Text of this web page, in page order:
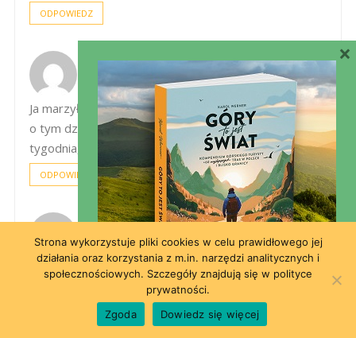
ODPOWIEDZ
Alicja Szu
11 marca 2015 o 15:29
Ja marzyłam o krokusach, dopóki się nie dowiedziałam
o tym dzikim tłumie… Będę kombinować ze środkiem
tygodnia, bo urok takiej wędrówki ludów żaden:(
ODPOWIEDZ
KASIA ZAJKOWSKA
11 marca 2015 o 21:42
ja ;-) ale jak te tłumy to sama nie wiem….
Strona wykorzystuje pliki cookies w celu prawidłowego jej
działania oraz korzystania z m.in. narzędzi analitycznych i
społecznościowych. Szczegóły znajdują się w polityce
prywatności.
Zgoda
Dowiedz się więcej
×